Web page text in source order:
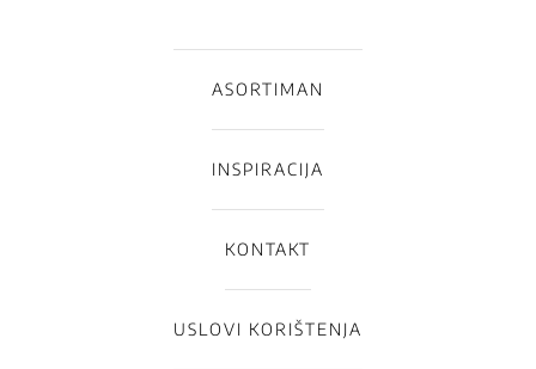
ASORTIMAN
INSPIRACIJA
KONTAKT
USLOVI KORIŠTENJA